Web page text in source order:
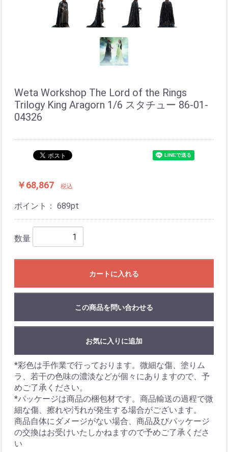
Weta Workshop The Lord of the Rings
Trilogy King Aragorn 1/6 スタチュー 86-01-
04326
￥68,867 税込
ポイント： 689pt
数量
カートに入れる
この商品を問い合わせる
お気に入りに追加
*彩色は手作業で行っております。微細な傷、塗りム
ラ、若干の色味の濃淡などが個々にありますので、予
めご了承ください。
*パッケージは商品の梱包材です。商品輸送の過程で微
細な傷、擦れや汚れが発生する場合がございます。
商品自体にダメージがない場合、商品及びパッケージ
の交換はお受けいたしかねますので予めご了承くださ
い